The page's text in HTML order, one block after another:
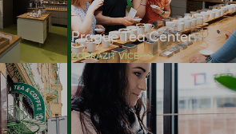
Prague Tea Center
ZOBRAZIT VÍCE